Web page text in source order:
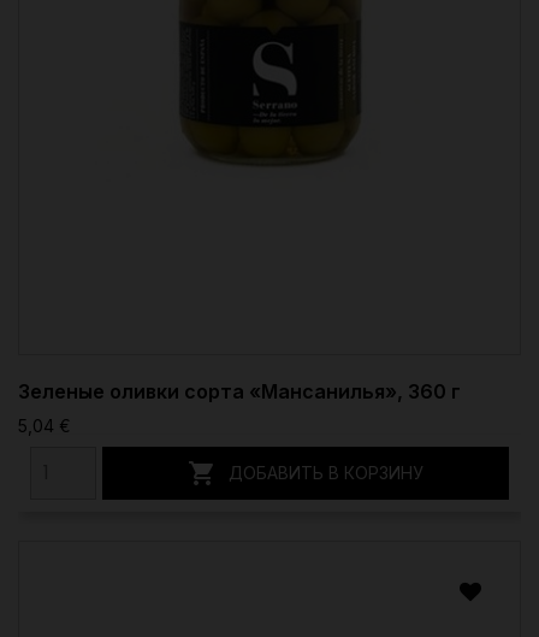
Зеленые оливки сорта «Мансанилья», 360 г
5,04 €
 ДОБАВИТЬ В КОРЗИНУ